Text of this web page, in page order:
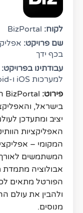
לקוח: BizPortal
שם פרויקט:
בכף ידך
עבודתינו בפרויקט:
למערכות iOS ו-Android
פירוט:
מנוסים.